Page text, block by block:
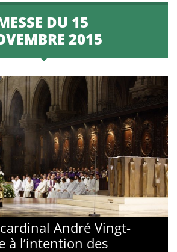
DU 15
2015
André Vingt-
à l’intention des